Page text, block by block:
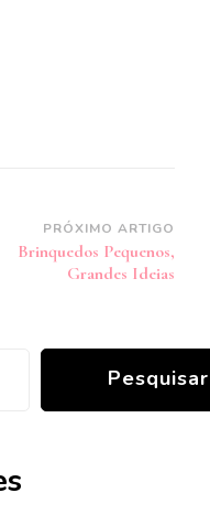
PRÓXIMO ARTIGO
Brinquedos Pequenos,
Grandes Ideias
Pesquisar